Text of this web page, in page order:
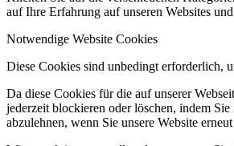
auf Ihre Erfahrung auf unseren Websites
Notwendige Website Cookies
Diese Cookies sind unbedingt erforderlich,
Da diese Cookies für die auf unserer
jederzeit blockieren oder löschen, indem
abzulehnen, wenn Sie unsere Website